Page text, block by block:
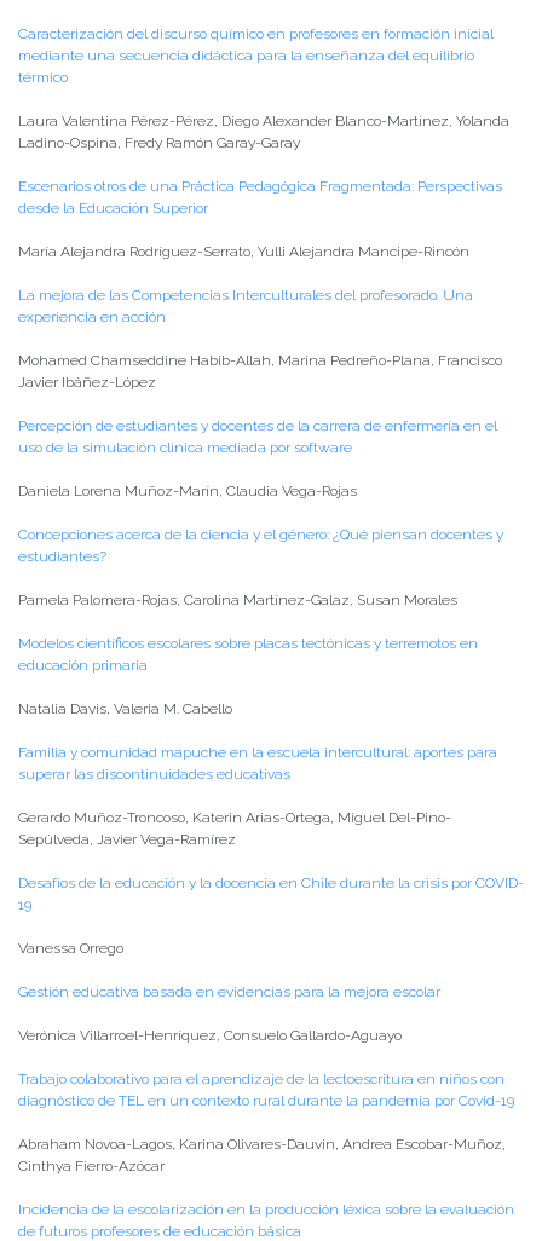
Caracterización del discurso químico en profesores en formación inicial
mediante una secuencia didáctica para la enseñanza del equilibrio
térmico
Laura Valentina Pérez-Pérez, Diego Alexander Blanco-Martínez, Yolanda
Ladino-Ospina, Fredy Ramón Garay-Garay
Escenarios otros de una Práctica Pedagógica Fragmentada: Perspectivas
desde la Educación Superior
María Alejandra Rodríguez-Serrato, Yulli Alejandra Mancipe-Rincón
La mejora de las Competencias Interculturales del profesorado. Una
experiencia en acción
Mohamed Chamseddine Habib-Allah, Marina Pedreño-Plana, Francisco
Javier Ibáñez-López
Percepción de estudiantes y docentes de la carrera de enfermería en el
uso de la simulación clínica mediada por software
Daniela Lorena Muñoz-Marín, Claudia Vega-Rojas
Concepciones acerca de la ciencia y el género: ¿Qué piensan docentes y
estudiantes?
Pamela Palomera-Rojas, Carolina Martínez-Galaz, Susan Morales
Modelos científicos escolares sobre placas tectónicas y terremotos en
educación primaria
Natalia Davis, Valeria M. Cabello
Familia y comunidad mapuche en la escuela intercultural: aportes para
superar las discontinuidades educativas
Gerardo Muñoz-Troncoso, Katerin Arias-Ortega, Miguel Del-Pino-
Sepúlveda, Javier Vega-Ramírez
Desafíos de la educación y la docencia en Chile durante la crisis por COVID-
19
Vanessa Orrego
Gestión educativa basada en evidencias para la mejora escolar
Verónica Villarroel-Henríquez, Consuelo Gallardo-Aguayo
Trabajo colaborativo para el aprendizaje de la lectoescritura en niños con
diagnóstico de TEL en un contexto rural durante la pandemia por Covid-19
Abraham Novoa-Lagos, Karina Olivares-Dauvin, Andrea Escobar-Muñoz,
Cinthya Fierro-Azócar
Incidencia de la escolarización en la producción léxica sobre la evaluación
de futuros profesores de educación básica